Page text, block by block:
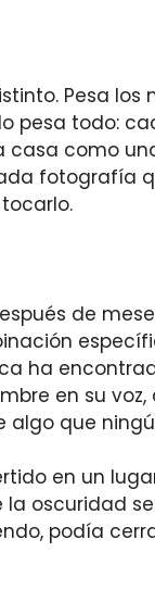
Pesa los
pesa todo:
como
fotografía
de
ha
en su
algo que
en un
oscuridad
podía